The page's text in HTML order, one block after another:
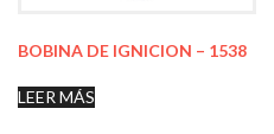
BOBINA DE IGNICION – 1538
LEER MÁS